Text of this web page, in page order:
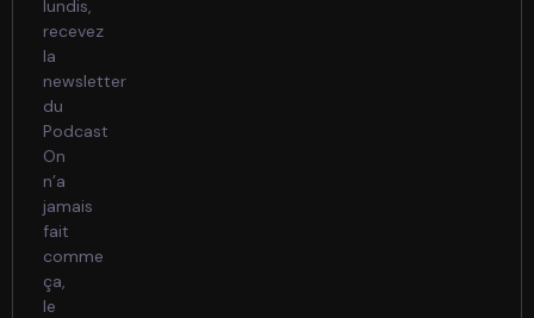
lundis,
recevez
la
newsletter
du
Podcast
On
n’a
jamais
fait
comme
ça,
le